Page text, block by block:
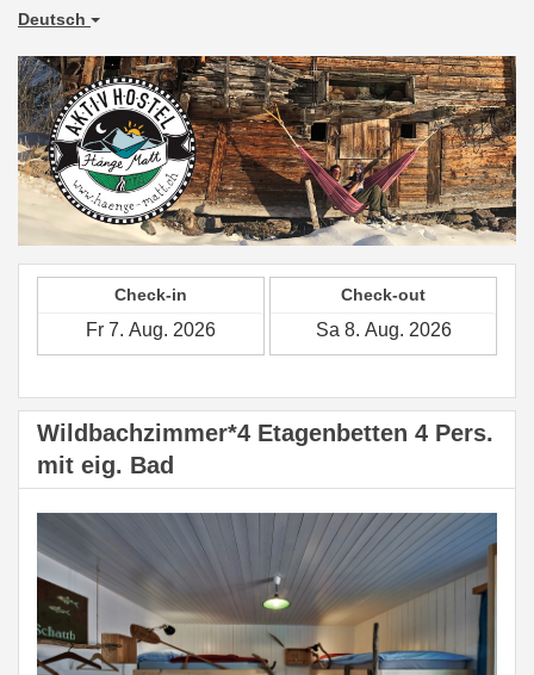
Deutsch
Check-in Check-out
Wildbachzimmer*4 Etagenbetten 4 Pers.
mit eig. Bad
Previous Next